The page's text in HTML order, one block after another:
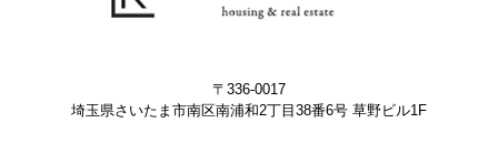
〒336-0017
埼玉県さいたま市南区南浦和2丁目38番6号 草野ビル1F